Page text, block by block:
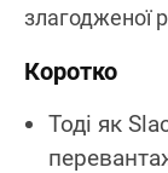
злагодженої
Коротко
Тоді як